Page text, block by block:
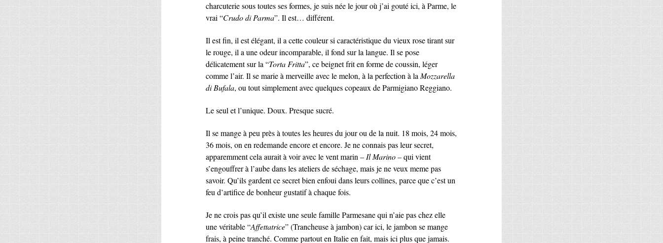
charcuterie sous toutes ses formes, je suis née le jour où j’ai gouté ici, à Parme, le
vrai “Crudo di Parma”. Il est… différent.
Il est fin, il est élégant, il a cette couleur si caractéristique du vieux rose tirant sur
le rouge, il a une odeur incomparable, il fond sur la langue. Il se pose
délicatement sur la “Torta Fritta”, ce beignet frit en forme de coussin, léger
comme l’air. Il se marie à merveille avec le melon, à la perfection à la Mozzarella
di Bufala, ou tout simplement avec quelques copeaux de Parmigiano Reggiano.
Le seul et l’unique. Doux. Presque sucré.
Il se mange à peu près à toutes les heures du jour ou de la nuit. 18 mois, 24 mois,
36 mois, on en redemande encore et encore. Je ne connais pas leur secret,
apparemment cela aurait à voir avec le vent marin – Il Marino– qui vient
s’engouffrer à l’aube dans les ateliers de séchage, mais je ne veux meme pas
savoir. Qu’ils gardent ce secret bien enfoui dans leurs collines, parce que c’est un
feu d’artifice de bonheur gustatif à chaque fois.
Je ne crois pas qu’il existe une seule famille Parmesane qui n’aie pas chez elle
une véritable “Affettatrice” (Trancheuse à jambon) car ici, le jambon se mange
frais, à peine tranché. Comme partout en Italie en fait, mais ici plus que jamais.